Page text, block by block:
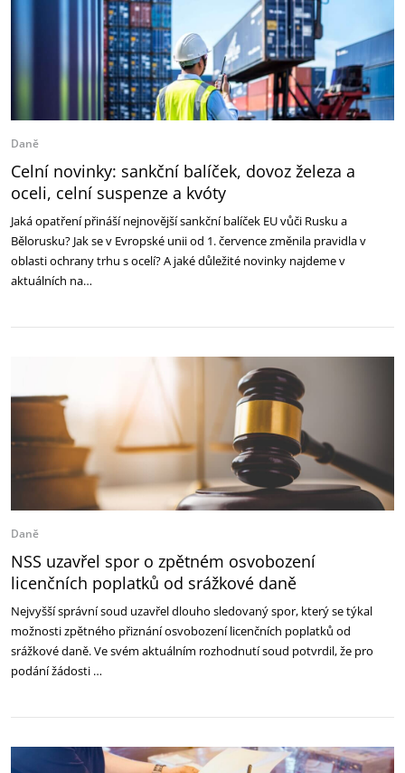
Daně
Celní novinky: sankční balíček, dovoz železa a
oceli, celní suspenze a kvóty
Jaká opatření přináší nejnovější sankční balíček EU vůči Rusku a
Bělorusku? Jak se v Evropské unii od 1. července změnila pravidla v
oblasti ochrany trhu s ocelí? A jaké důležité novinky najdeme v
aktuálních na…
Daně
NSS uzavřel spor o zpětném osvobození
licenčních poplatků od srážkové daně
Nejvyšší správní soud uzavřel dlouho sledovaný spor, který se týkal
možnosti zpětného přiznání osvobození licenčních poplatků od
srážkové daně. Ve svém aktuálním rozhodnutí soud potvrdil, že pro
podání žádosti …